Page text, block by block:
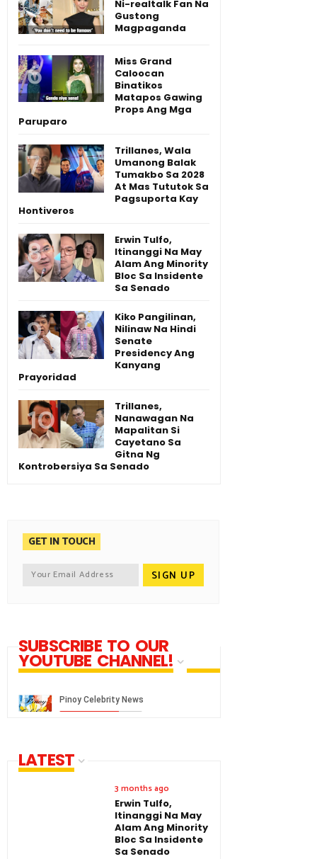
Ni-realtalk Fan Na
Gustong
Magpaganda
Miss Grand
Caloocan
Binatikos
Matapos Gawing
Props Ang Mga
Paruparo
Trillanes, Wala
Umanong Balak
Tumakbo Sa 2028
At Mas Tututok Sa
Pagsuporta Kay
Hontiveros
Erwin Tulfo,
Itinanggi Na May
Alam Ang Minority
Bloc Sa Insidente
Sa Senado
Kiko Pangilinan,
Nilinaw Na Hindi
Senate
Presidency Ang
Kanyang
Prayoridad
Trillanes,
Nanawagan Na
Mapalitan Si
Cayetano Sa
Gitna Ng
Kontrobersiya Sa Senado
GET IN TOUCH
SUBSCRIBE TO OUR
YOUTUBE CHANNEL!
LATEST
3 months ago
Erwin Tulfo,
Itinanggi Na May
Alam Ang Minority
Bloc Sa Insidente
Sa Senado